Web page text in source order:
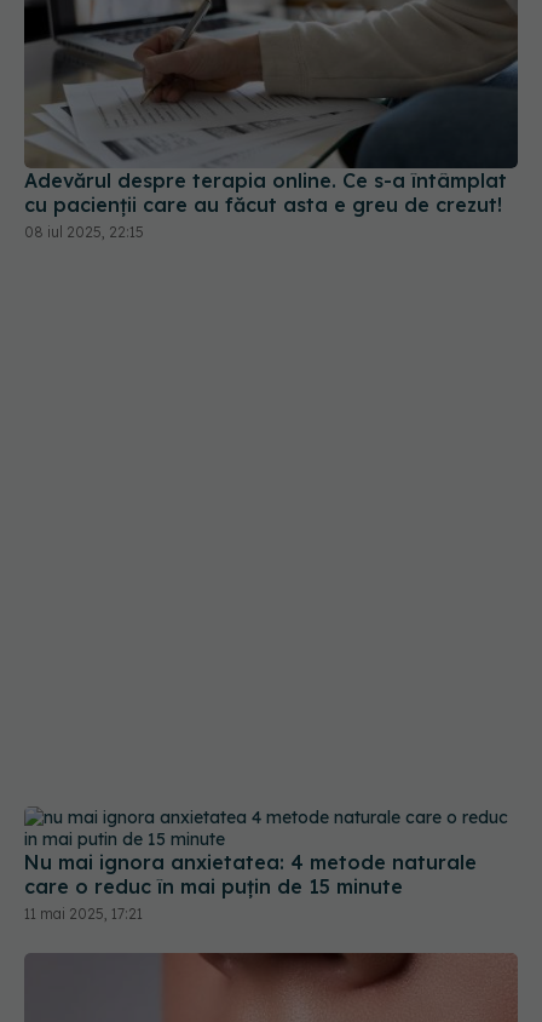
Adevărul despre terapia online. Ce s-a întâmplat
cu pacienții care au făcut asta e greu de crezut!
08 iul 2025, 22:15
Nu mai ignora anxietatea: 4 metode naturale
care o reduc în mai puțin de 15 minute
11 mai 2025, 17:21